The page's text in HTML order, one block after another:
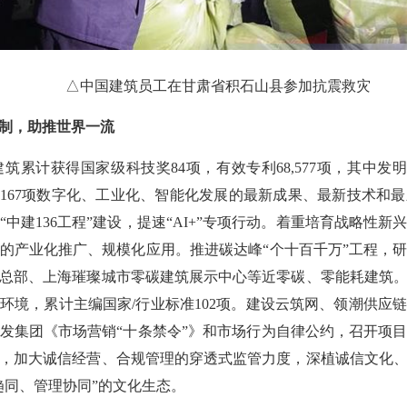
△中国建筑员工在甘肃省积石山县参加抗震救灾
，助推世界一流
计获得国家级科技奖84项，有效专利68,577项，其中发明
项数字化、工业化、智能化发展的最新成果、最新技术和
建136工程”建设，提速“AI+”专项行动。着重培育战略性新
产业化推广、规模化应用。推进碳达峰“个十百千万”工程，
部、上海璀璨城市零碳建筑展示中心等近零碳、零能耗建筑
境，累计主编国家/行业标准102项。建设云筑网、领潮供应
集团《市场营销“十条禁令”》和市场行为自律公约，召开项
加大诚信经营、合规管理的穿透式监管力度，深植诚信文化
、管理协同”的文化生态。